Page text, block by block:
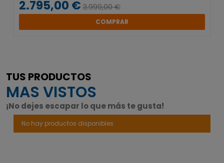
2.795,00 €3.999,00 €
COMPRAR
TUS PRODUCTOS
MAS VISTOS
¡No dejes escapar lo que más te gusta!
No hay productos disponibles.